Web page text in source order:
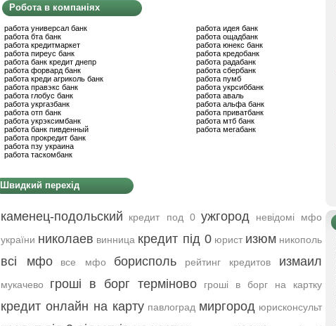
Робота в компаніях
работа универсал банк
работа бта банк
работа кредитмаркет
работа пиреус банк
работа банк кредит днепр
работа форвард банк
работа креди агриколь банк
работа правэкс банк
работа глобус банк
работа укргазбанк
работа отп банк
работа укрэксимбанк
работа банк пивденный
работа прокредит банк
работа пзу украина
работа таскомбанк
работа идея банк
работа ощадбанк
работа юнекс банк
работа кредобанк
работа радабанк
работа сбербанк
работа пумб
работа укрсиббанк
работа аваль
работа альфа банк
работа приватбанк
работа мтб банк
работа мегабанк
Швидкий перехід
каменец-подольский кредит под 0 ужгород
невідомі мфо
україни николаев винница кредит під 0 юрист изюм никополь
всі мфо все мфо борисполь рейтинг кредитов измаил
мукачево гроші в борг терміново гроші в борг на картку
кредит онлайн на карту павлоград миргород юрисконсульт